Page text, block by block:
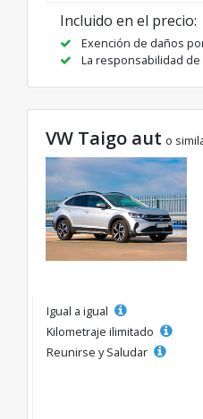
Incluido en el precio:
Exención de daños
La responsabilidad de
VW Taigo aut o
Igual a igual
Kilometraje ilimitado
Reunirse y Saludar